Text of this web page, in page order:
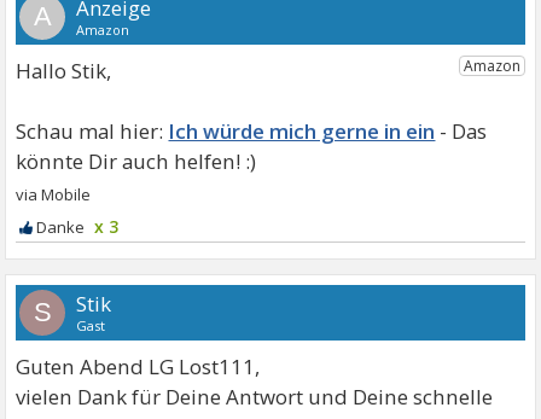
A
Hallo Stik,
Ich würde mich gerne in ein
x 3
S Stik
Gast
Guten Abend LG Lost111,
vielen Dank für Deine Antwort und Deine schnelle